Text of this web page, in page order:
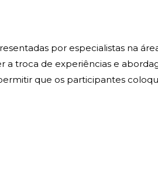
por especialistas na
a troca de experiências e
que os participantes